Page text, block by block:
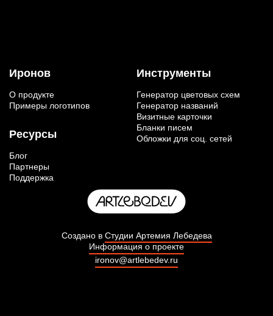
Иронов
О продукте
Примеры логотипов
Ресурсы
Блог
Партнеры
Поддержка
Инструменты
Генератор цветовых схем
Генератор названий
Визитные карточки
Бланки писем
Обложки для соц. сетей
Создано в Студии Артемия Лебедева
Информация о проекте
ironov@artlebedev.ru